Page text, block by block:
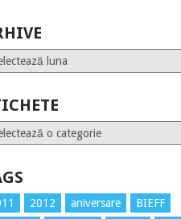
2012 aniversare
BIEFF